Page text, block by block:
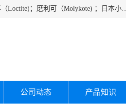
经销美国道康宁（DOW CORNING）硅胶；通用/东芝（GE/Toshiba）3M胶粘剂；乐泰（Loctite)；磨利可（Molykote) ；日本小西（KONISHI）硅胶；施敏打
公司动态 产品知识